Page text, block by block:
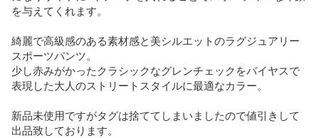
を与えてくれます。
綺麗で高級感のある素材感と美シルエットのラグジュアリー
スポーツパンツ。
少し赤みがかったクラシックなグレンチェックをバイヤスで
表現した大人のストリートスタイルに最適なカラー。
新品未使用ですがタグは捨ててしまいましたので値引きして
出品致しております。